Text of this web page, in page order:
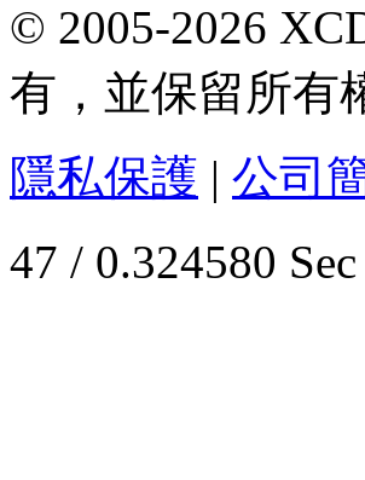
© 2005-2026
有，並保留所有
隱私保護 | 公司
47 / 0.324580